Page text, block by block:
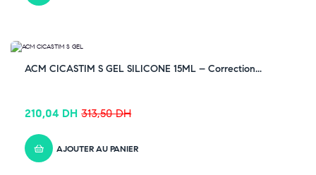
ACM CICASTIM S GEL SILICONE 15ML – Correction...
313,50DH
210,04 DH
AJOUTER AU PANIER